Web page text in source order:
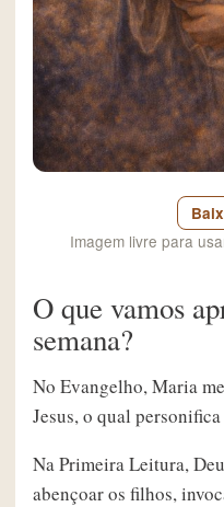
Imagem livre para
O que vamos
semana?
No Evangelho, Maria
Jesus, o qual
Na Primeira Leitura,
abençoar os filhos,